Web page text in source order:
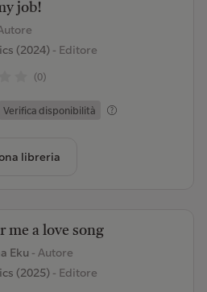
job!
(2024)- Editore
(0)
Verifica disponibilità
libreria
me a love song
Eku - Autore
(2025)- Editore